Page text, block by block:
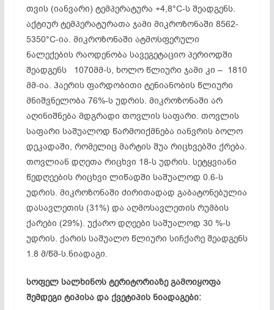
თვის (იანვარი) ტემპერატურა +4,8°C-ს შეადგენს.
აქტიურ ტემპერატურათა ჯამი მიკროზონაში 8562-
5350°C-ია. მიკროზონაში ატმოსფერული
ნალექების რაოდენობა სავეგეტაციო პერიოდში
შეადგენს 1070მმ-ს, ხოლო წლიური ჯამი კი – 1810
მმ-ია. ჰაერის ფარდობითი ტენიანობის წლიური
მნიშვნელობა 76%-ს უდრის. მიკროზონაში არ
აღინიშნება მდგრადი თოვლის საფარი. თოვლის
საფარი საშუალოდ წარმო­ი­ქმ­ნე­ბა იანვრის ბოლო
დეკადაში, რომელიც მარტის შუა რიცხვებში ქრება.
თოვლიან დღეთა რიცხვი 18-ს უდრის. სეტყვიანი
წედღეების რიცხვი ლიწადში საშუალოდ 0.6-ს
უდრის. მიკროზონაში ძირითადად გაბატონებულია
დასავლეთის (31%) და აღმოსავლეთის რუმბის
ქარები (29%). უქარო დღეები საშუალოდ 30 %-ს
უდრის. ქარის საშუალო წლიური სიჩქარე შეადგენს
1.8 მ/წმ-ს.ნიადაგი.
სოფელ სალხინოს ტერიტორიაზე გამოიყოფა
შემდეგი ტიპისა და ქვეტიპის ნიადაგები: